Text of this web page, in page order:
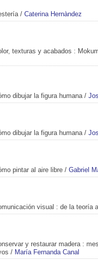
/ Caterina Hernàndez
texturas y acabados :
dibujar la figura humana /
dibujar la figura humana /
pintar al aire libre / Gabriel
visual : de la teoría
y restaurar madera :
/ María Fernanda Canal